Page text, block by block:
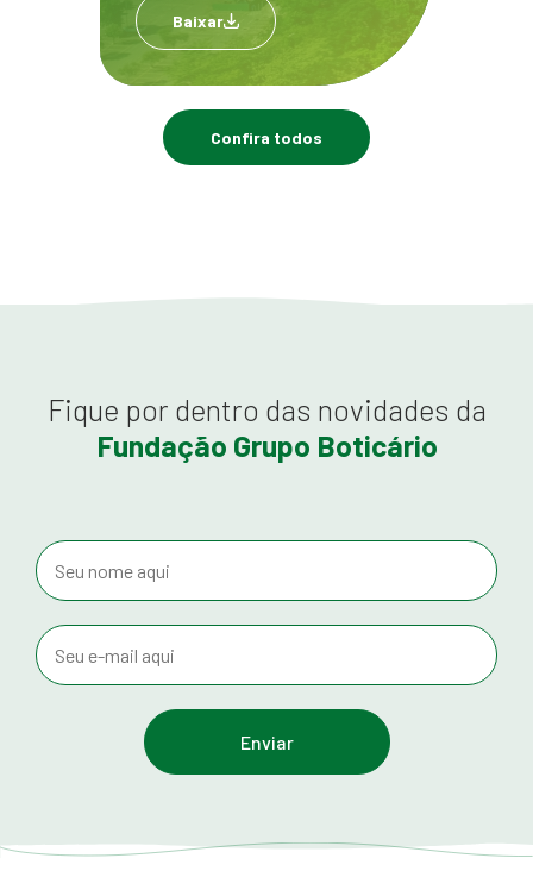
Baixar
Confira todos
Fique por dentro das novidades da
Fundação Grupo Boticário